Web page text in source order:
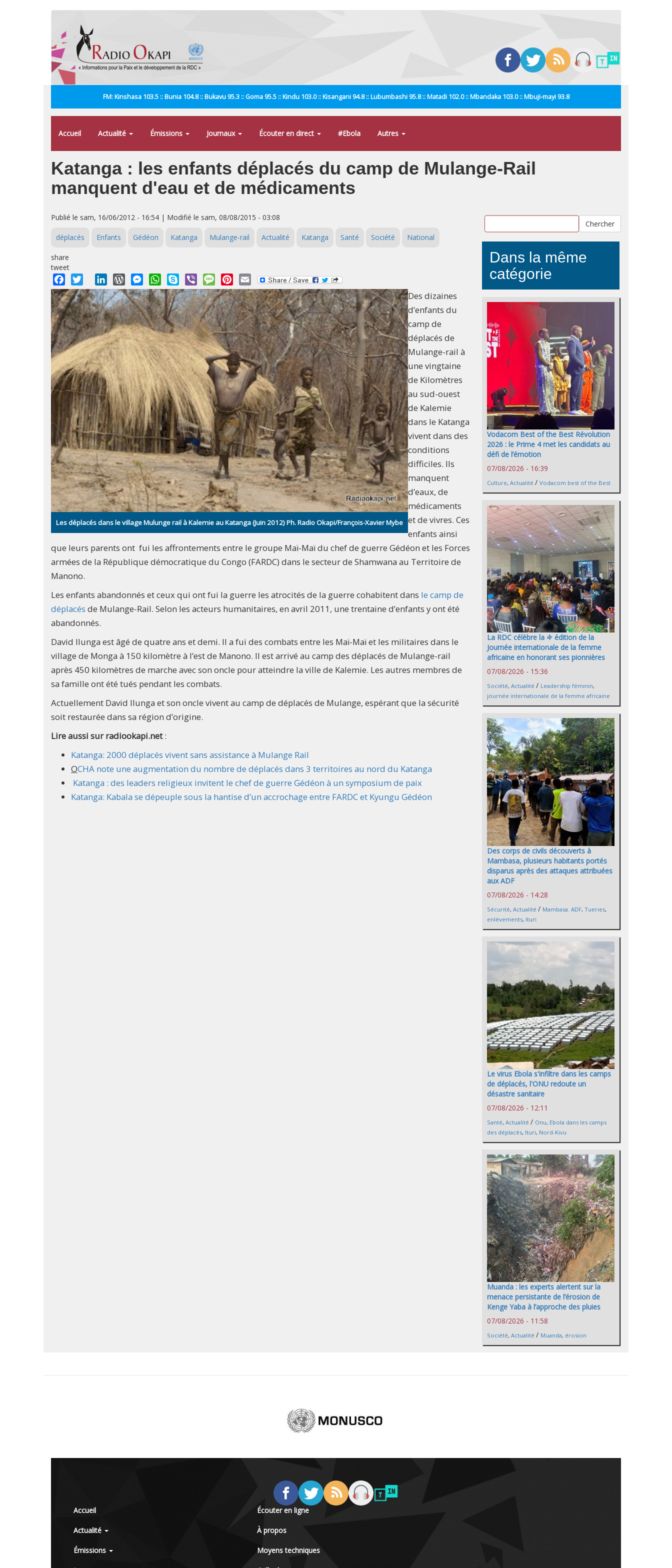
FM: Kinshasa 103.5 :: Bunia 104.8 :: Bukavu 95.3 :: Goma 95.5 :: Kindu 103.0 :: Kisangani 94.8 :: Lubumbashi 95.8 :: Matadi 102.0 :: Mbandaka 103.0 :: Mbuji-mayi 93.8
Accueil Actualité Émissions Journaux Écouter en direct #Ebola Autres
Katanga : les enfants déplacés du camp de Mulange-Rail
manquent d'eau et de médicaments
Publié le sam, 16/06/2012 - 16:54 | Modifié le sam, 08/08/2015 - 03:08
déplacés Enfants Gédéon Katanga Mulange-rail Actualité Katanga Santé Société National
share
tweet
Facebook
Twitter LinkedInWordPressMessengerWhatsApp
Skype Viber MessagePinterest
Email
Les déplacés dans le village Mulunge rail à Kalemie au Katanga (Juin 2012) Ph. Radio Okapi/François-Xavier Mybe
Des dizaines
d’enfants du
camp de
déplacés de
Mulange-rail à
une vingtaine
de Kilomètres
au sud-ouest
de Kalemie
dans le Katanga
vivent dans des
conditions
difficiles. Ils
manquent
d’eaux, de
médicaments
et de vivres. Ces
enfants ainsi
que leurs parents ont fui les affrontements entre le groupe Maï-Maï du chef de guerre Gédéon et les Forces
armées de la République démocratique du Congo (FARDC) dans le secteur de Shamwana au Territoire de
Manono.
Les enfants abandonnés et ceux qui ont fui la guerre les atrocités de la guerre cohabitent dans le camp de
déplacés de Mulange-Rail. Selon les acteurs humanitaires, en avril 2011, une trentaine d’enfants y ont été
abandonnés.
David Ilunga est âgé de quatre ans et demi. Il a fui des combats entre les Maï-Maï et les militaires dans le
village de Monga à 150 kilomètre à l’est de Manono. Il est arrivé au camp des déplacés de Mulange-rail
après 450 kilomètres de marche avec son oncle pour atteindre la ville de Kalemie. Les autres membres de
sa famille ont été tués pendant les combats.
Actuellement David Ilunga et son oncle vivent au camp de déplacés de Mulange, espérant que la sécurité
soit restaurée dans sa région d’origine.
Lire aussi sur radiookapi.net:
Katanga: 2000 déplacés vivent sans assistance à Mulange Rail
OCHA note une augmentation du nombre de déplacés dans 3 territoires au nord du Katanga
Katanga : des leaders religieux invitent le chef de guerre Gédéon à un symposium de paix
Katanga: Kabala se dépeuple sous la hantise d’un accrochage entre FARDC et Kyungu Gédéon
Chercher
Dans la même
catégorie
Vodacom Best of the Best Révolution
2026 : le Prime 4 met les candidats au
défi de l’émotion
07/08/2026 - 16:39
Culture, Actualité / Vodacom best of the Best
La RDC célèbre la 4ᵉ édition de la
Journée internationale de la femme
africaine en honorant ses pionnières
07/08/2026 - 15:36
Société, Actualité / Leadership féminin,
journée internationale de la femme africaine
Des corps de civils découverts à
Mambasa, plusieurs habitants portés
disparus après des attaques attribuées
aux ADF
07/08/2026 - 14:28
Sécurité, Actualité / Mambasa. ADF, Tueries,
enlèvements, Ituri
Le virus Ebola s'infiltre dans les camps
de déplacés, l'ONU redoute un
désastre sanitaire
07/08/2026 - 12:11
Santé, Actualité / Onu, Ebola dans les camps
des déplacés, Ituri, Nord-Kivu
Muanda : les experts alertent sur la
menace persistante de l’érosion de
Kenge Yaba à l’approche des pluies
07/08/2026 - 11:58
Société, Actualité / Muanda, érosion
Accueil
Actualité
Émissions
Écouter en ligne
À propos
Moyens techniques